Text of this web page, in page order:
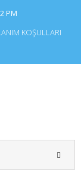
PM
KOŞULLARI